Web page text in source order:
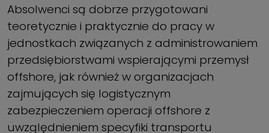
Absolwenci są dobrze przygotowani
teoretycznie i praktycznie do pracy w
jednostkach związanych z administrowaniem
przedsiębiorstwami wspierającymi przemysł
offshore, jak również w organizacjach
zajmujących się logistycznym
zabezpieczeniem operacji offshore z
uwzględnieniem specyfiki transportu